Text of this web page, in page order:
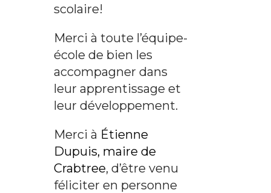
scolaire!
Merci à toute l’équipe-
école de bien les
accompagner dans
leur apprentissage et
leur développement.
Merci à Étienne
Dupuis, maire de
Crabtree, d’être venu
féliciter en personne